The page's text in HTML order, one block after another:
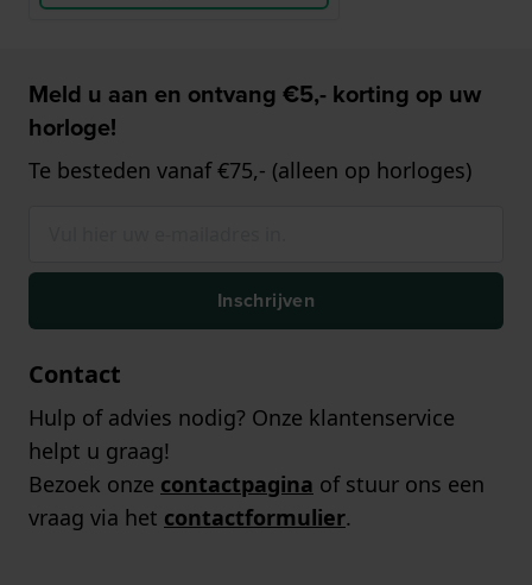
Meld u aan en ontvang €5,- korting op uw
horloge!
Te besteden vanaf €75,- (alleen op horloges)
Inschrijven
Contact
Hulp of advies nodig? Onze klantenservice
helpt u graag!
Bezoek onze contactpagina of stuur ons een
vraag via het contactformulier.